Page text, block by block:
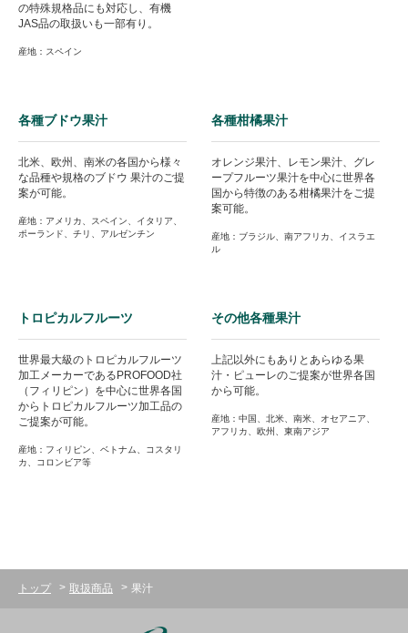
の特殊規格品にも対応し、有機
JAS品の取扱いも一部有り。
産地：スペイン
各種ブドウ果汁
北米、欧州、南米の各国から様々
な品種や規格のブドウ 果汁のご提
案が可能。
産地：アメリカ、スペイン、イタリア、
ポーランド、チリ、アルゼンチン
各種柑橘果汁
オレンジ果汁、レモン果汁、グレ
ープフルーツ果汁を中心に世界各
国から特徴のある柑橘果汁をご提
案可能。
産地：ブラジル、南アフリカ、イスラエ
ル
トロピカルフルーツ
世界最大級のトロピカルフルーツ
加工メーカーであるPROFOOD社
（フィリピン）を中心に世界各国
からトロピカルフルーツ加工品の
ご提案が可能。
産地：フィリピン、ベトナム、コスタリ
カ、コロンビア等
その他各種果汁
上記以外にもありとあらゆる果
汁・ピューレのご提案が世界各国
から可能。
産地：中国、北米、南米、オセアニア、
アフリカ、欧州、東南アジア
トップ 取扱商品 果汁